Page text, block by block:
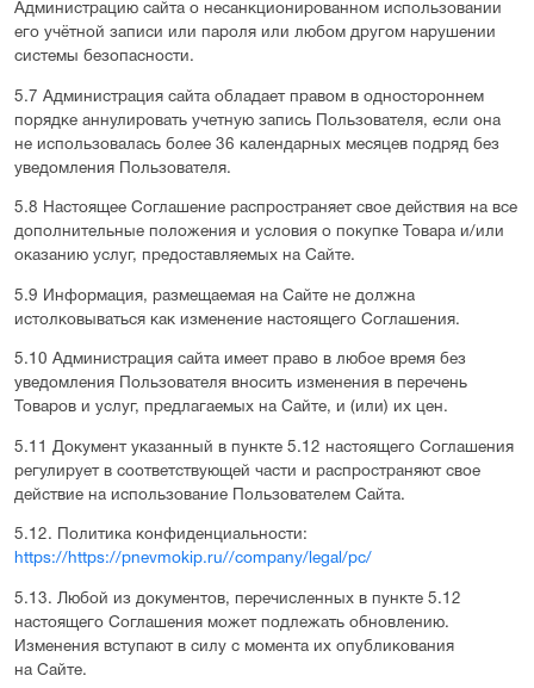
Администрацию сайта о несанкционированном использовании
его учётной записи или пароля или любом другом нарушении
системы безопасности.
5.7 Администрация сайта обладает правом в одностороннем
порядке аннулировать учетную запись Пользователя, если она
не использовалась более 36 календарных месяцев подряд без
уведомления Пользователя.
5.8 Настоящее Соглашение распространяет свое действия на все
дополнительные положения и условия о покупке Товара и/или
оказанию услуг, предоставляемых на Сайте.
5.9 Информация, размещаемая на Сайте не должна
истолковываться как изменение настоящего Соглашения.
5.10 Администрация сайта имеет право в любое время без
уведомления Пользователя вносить изменения в перечень
Товаров и услуг, предлагаемых на Сайте, и (или) их цен.
5.11 Документ указанный в пункте 5.12 настоящего Соглашения
регулирует в соответствующей части и распространяют свое
действие на использование Пользователем Сайта.
5.12. Политика конфиденциальности:
https://https://pnevmokip.ru//company/legal/pc/
5.13. Любой из документов, перечисленных в пункте 5.12
настоящего Соглашения может подлежать обновлению.
Изменения вступают в силу с момента их опубликования
на Сайте.